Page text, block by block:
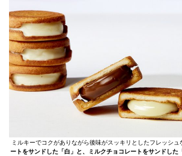
ミルキーでコクがありながら後味がスッキリとしたフレッシュ
ートをサンドした「白」と、ミルクチョコレートをサンドした